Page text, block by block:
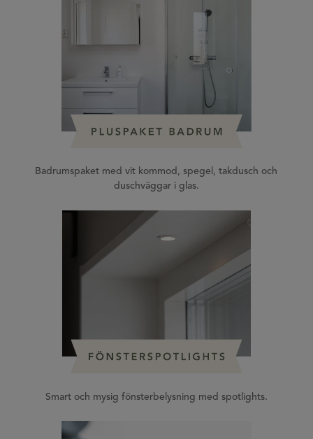
Badrumspaket med vit kommod, spegel, takdusch och
duschväggar i glas.
Smart och mysig fönsterbelysning med spotlights.